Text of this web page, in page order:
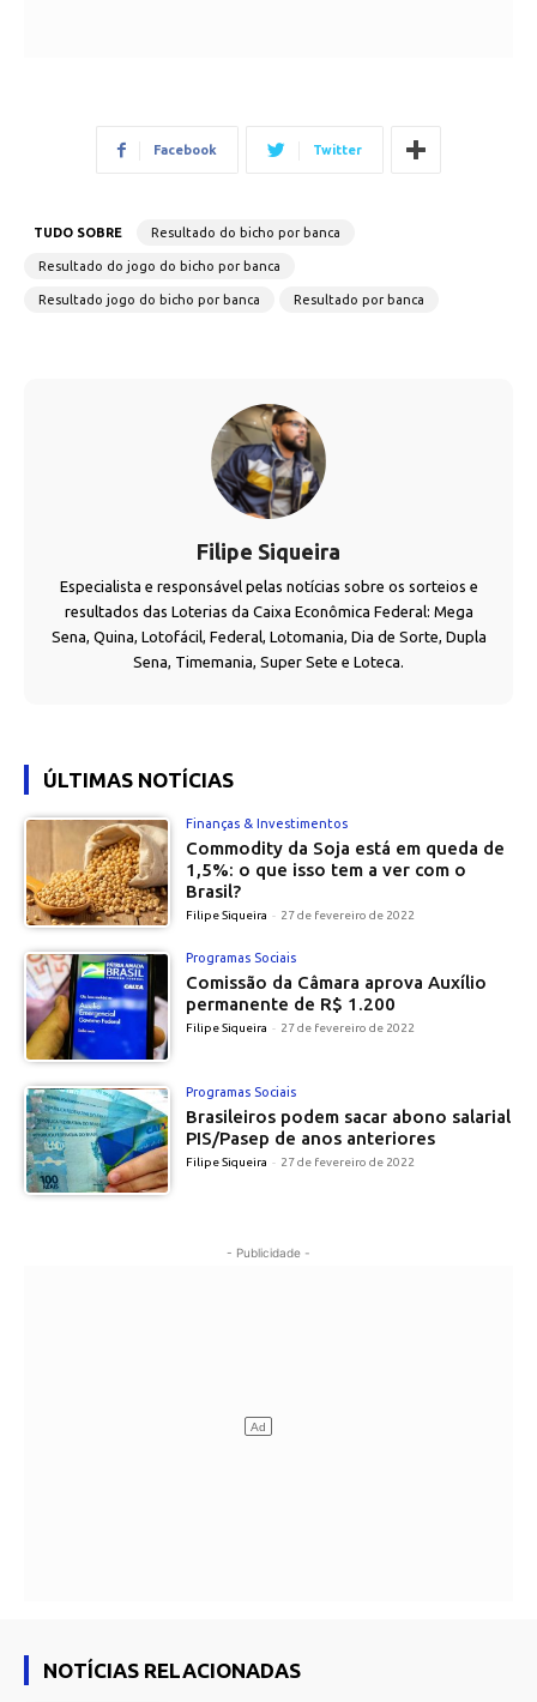
Facebook Twitter
TUDO SOBRE Resultado do bicho por banca
Resultado do jogo do bicho por banca
Resultado jogo do bicho por banca Resultado por banca
Filipe Siqueira
Especialista e responsável pelas notícias sobre os sorteios e
resultados das Loterias da Caixa Econômica Federal: Mega
Sena, Quina, Lotofácil, Federal, Lotomania, Dia de Sorte, Dupla
Sena, Timemania, Super Sete e Loteca.
ÚLTIMAS NOTÍCIAS
Finanças & Investimentos
Commodity da Soja está em queda de
1,5%: o que isso tem a ver com o
Brasil?
Filipe Siqueira - 27 de fevereiro de 2022
Programas Sociais
Comissão da Câmara aprova Auxílio
permanente de R$ 1.200
Filipe Siqueira - 27 de fevereiro de 2022
Programas Sociais
Brasileiros podem sacar abono salarial
PIS/Pasep de anos anteriores
Filipe Siqueira - 27 de fevereiro de 2022
- Publicidade -
NOTÍCIAS RELACIONADAS